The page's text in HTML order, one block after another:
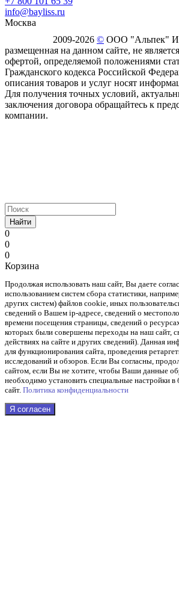
info@bayliss.ru
Москва
2009-2026 © ООО "Альпек"
размещенная на данном сайте, не
офертой, определяемой положениями
Гражданского кодекса Российской
описания товаров и услуг носят
Для получения точных условий,
заключения договора обращайтесь к
компании.
Найти
0
0
0
Корзина
Продолжая использовать наш cайт, Вы даете
использованием систем сбора статистики,
других систем) файлов cookie, иных
сведений о Вашем ip-адресе, сведений о
времени посещения страницы, сведений о
которых были совершены переходы на наш сайт,
действиях на сайте и других сведений). Данная
для функционирования сайта, проведения
исследований и обзоров. Если Вы согласны,
сайтом, если Вы не хотите, чтобы Ваши данные
необходимо установить специальные настройки в
сайт. Политика конфиденциальности
Я согласен